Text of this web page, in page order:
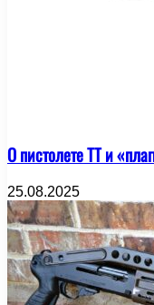
О пистолете ТТ и
25.08.2025